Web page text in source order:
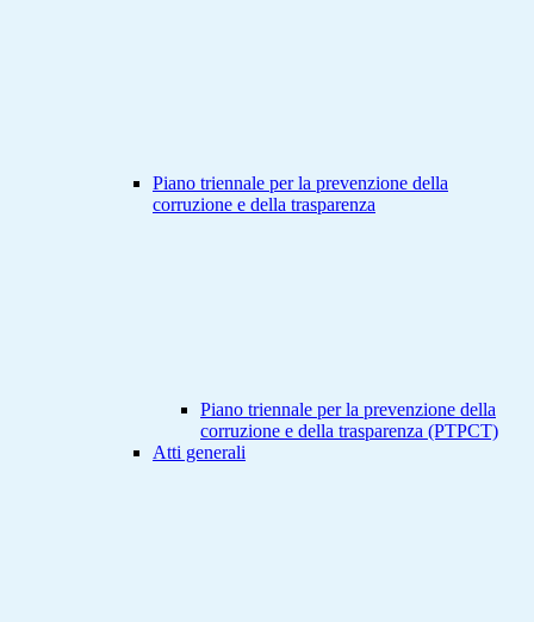
Piano triennale per la prevenzione della
corruzione e della trasparenza
Piano triennale per la prevenzione della
corruzione e della trasparenza (PTPCT)
Atti generali